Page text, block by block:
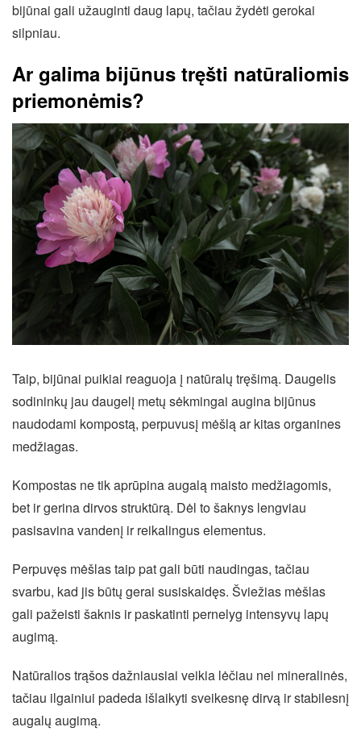
bijūnai gali užauginti daug lapų, tačiau žydėti gerokai
silpniau.
Ar galima bijūnus tręšti natūraliomis
priemonėmis?
Taip, bijūnai puikiai reaguoja į natūralų tręšimą. Daugelis
sodininkų jau daugelį metų sėkmingai augina bijūnus
naudodami kompostą, perpuvusį mėšlą ar kitas organines
medžiagas.
Kompostas ne tik aprūpina augalą maisto medžiagomis,
bet ir gerina dirvos struktūrą. Dėl to šaknys lengviau
pasisavina vandenį ir reikalingus elementus.
Perpuvęs mėšlas taip pat gali būti naudingas, tačiau
svarbu, kad jis būtų gerai susiskaidęs. Šviežias mėšlas
gali pažeisti šaknis ir paskatinti pernelyg intensyvų lapų
augimą.
Natūralios trąšos dažniausiai veikia lėčiau nei mineralinės,
tačiau ilgainiui padeda išlaikyti sveikesnę dirvą ir stabilesnį
augalų augimą.